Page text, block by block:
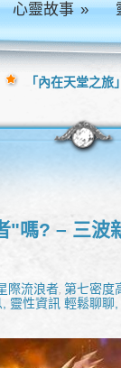
心靈故事»
"嗎? – 三
際流浪者, 第七密度
靈性資訊 輕鬆聊聊
「內在天堂之